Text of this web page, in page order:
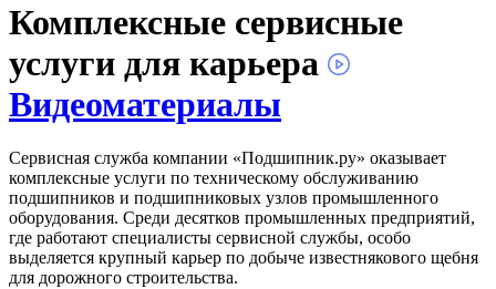
Комплексные сервисные
услуги для карьера
Видеоматериалы
Сервисная служба компании «Подшипник.ру» оказывает
комплексные услуги по техническому обслуживанию
подшипников и подшипниковых узлов промышленного
оборудования. Среди десятков промышленных предприятий,
где работают специалисты сервисной службы, особо
выделяется крупный карьер по добыче известнякового щебня
для дорожного строительства.